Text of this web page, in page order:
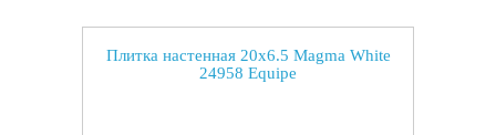
Плитка настенная 20x6.5 Magma White
24958 Equipe